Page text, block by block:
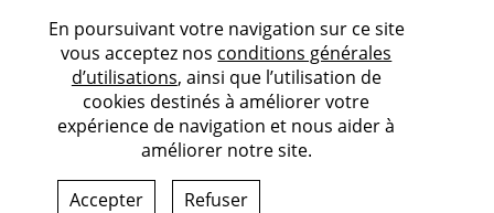
En poursuivant votre navigation sur ce site
vous acceptez nos conditions générales
d’utilisations, ainsi que l’utilisation de
cookies destinés à améliorer votre
expérience de navigation et nous aider à
améliorer notre site.
Accepter Refuser